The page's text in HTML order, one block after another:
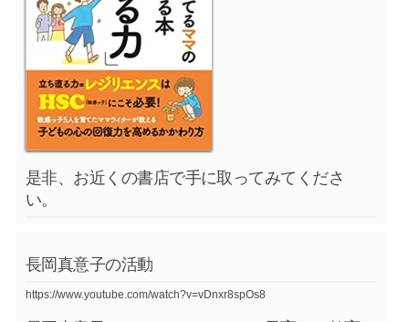
是非、お近くの書店で手に取ってみてくださ
い。
長岡真意子の活動
https://www.youtube.com/watch?v=vDnxr8spOs8